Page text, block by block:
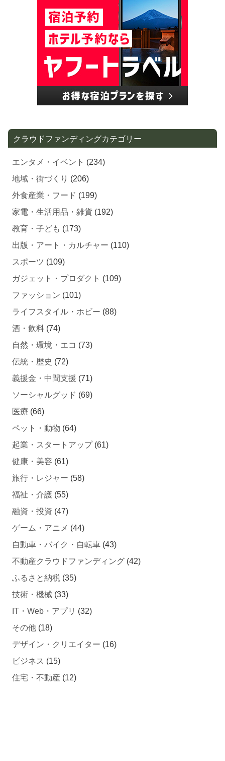
エンタメ・イベント(234)
地域・街づくり(206)
外食産業・フード(199)
家電・生活用品・雑貨(192)
教育・子ども(173)
出版・アート・カルチャー
スポーツ (109)
ガジェット・プロダクト
ファッション (101)
ライフスタイル・ホビー
酒・飲料 (74)
自然・環境・エコ
伝統・歴史 (72)
義援金・中間支援
ソーシャルグッド (69)
医療 (66)
ペット・動物
起業・スタートアップ
健康・美容 (61)
旅行・レジャー
福祉・介護(55)
融資・投資 (47)
ゲーム・アニメ
自動車・バイク・自転車
不動産クラウドファンディング
ふるさと納税 (35)
技術・機械(33)
IT・Web・アプリ
その他(18)
デザイン・クリエイター
ビジネス (15)
住宅・不動産